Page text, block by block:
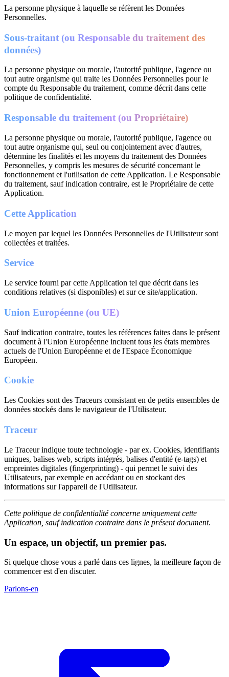
La personne physique à laquelle se réfèrent les Données
Personnelles.
Sous-traitant (ou Responsable du traitement des
données)
La personne physique ou morale, l'autorité publique, l'agence ou
tout autre organisme qui traite les Données Personnelles pour le
compte du Responsable du traitement, comme décrit dans cette
politique de confidentialité.
Responsable du traitement (ou Propriétaire)
La personne physique ou morale, l'autorité publique, l'agence ou
tout autre organisme qui, seul ou conjointement avec d'autres,
détermine les finalités et les moyens du traitement des Données
Personnelles, y compris les mesures de sécurité concernant le
fonctionnement et l'utilisation de cette Application. Le Responsable
du traitement, sauf indication contraire, est le Propriétaire de cette
Application.
Cette Application
Le moyen par lequel les Données Personnelles de l'Utilisateur sont
collectées et traitées.
Service
Le service fourni par cette Application tel que décrit dans les
conditions relatives (si disponibles) et sur ce site/application.
Union Européenne (ou UE)
Sauf indication contraire, toutes les références faites dans le présent
document à l'Union Européenne incluent tous les états membres
actuels de l'Union Européenne et de l'Espace Économique
Européen.
Cookie
Les Cookies sont des Traceurs consistant en de petits ensembles de
données stockés dans le navigateur de l'Utilisateur.
Traceur
Le Traceur indique toute technologie - par ex. Cookies, identifiants
uniques, balises web, scripts intégrés, balises d'entité (e-tags) et
empreintes digitales (fingerprinting) - qui permet le suivi des
Utilisateurs, par exemple en accédant ou en stockant des
informations sur l'appareil de l'Utilisateur.
Cette politique de confidentialité concerne uniquement cette
Application, sauf indication contraire dans le présent document.
Un espace, un objectif, un premier pas.
Si quelque chose vous a parlé dans ces lignes, la meilleure façon de
commencer est d'en discuter.
Parlons-en